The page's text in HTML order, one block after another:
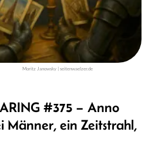
Moritz Janowsky | seitenwaelzer.de
#375 – Anno
Männer, ein Zeitstrahl,